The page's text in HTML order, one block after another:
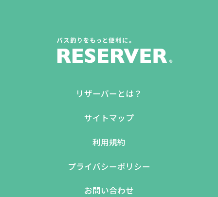
リザーバーとは？
サイトマップ
利用規約
プライバシーポリシー
お問い合わせ